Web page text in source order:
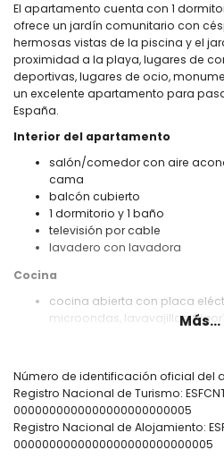
El apartamento cuenta con 1
ofrece un jardín comunitario con
hermosas vistas de la piscina y el
proximidad a la playa, lugares de
deportivas, lugares de ocio,
un excelente apartamento para
España.
Interior del apartamento
salón/comedor con aire
cama
balcón cubierto
1 dormitorio y 1 baño
televisión por cable
lavadero con lavadora
Cocina
cocina abierta con placa
microondas, lavavajillas,
dormitorio con aire
y baño en suite
baño en suite con lavabo
secador de pelo
Más...
Número de identificación oficial del
Registro Nacional de Turismo:
0000000000000000000000005
Registro Nacional de Alojamiento:
0000000000000000000000000005